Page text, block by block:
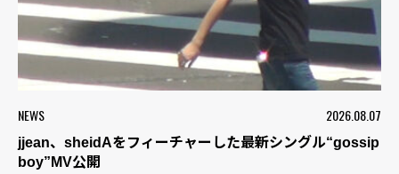
NEWS 2026.08.07
jjean、sheidAをフィーチャーした最新シングル“gossip
boy”MV公開